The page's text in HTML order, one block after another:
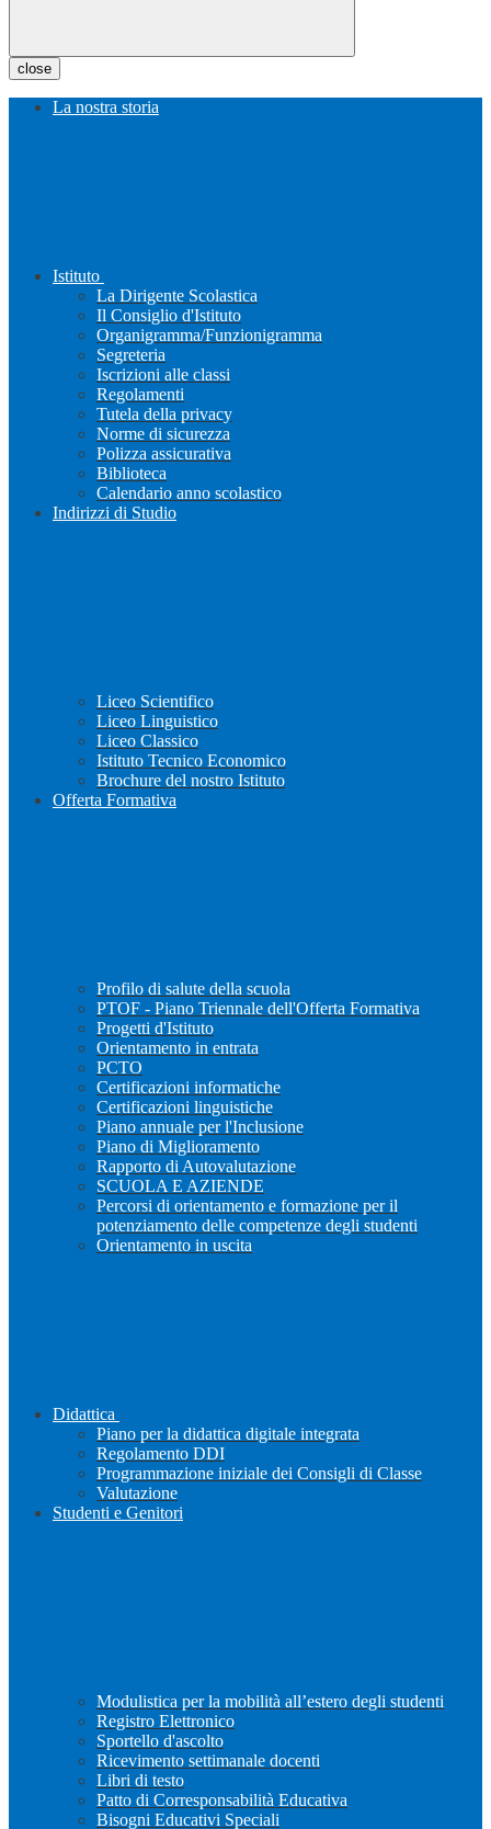
close
La nostra storia
Istituto
La Dirigente Scolastica
Il Consiglio d'Istituto
Organigramma/Funzionigramma
Segreteria
Iscrizioni alle classi
Regolamenti
Tutela della privacy
Norme di sicurezza
Polizza assicurativa
Biblioteca
Calendario anno scolastico
Indirizzi di Studio
Liceo Scientifico
Liceo Linguistico
Liceo Classico
Istituto Tecnico Economico
Brochure del nostro Istituto
Offerta Formativa
Profilo di salute della scuola
PTOF - Piano Triennale dell'Offerta Formativa
Progetti d'Istituto
Orientamento in entrata
PCTO
Certificazioni informatiche
Certificazioni linguistiche
Piano annuale per l'Inclusione
Piano di Miglioramento
Rapporto di Autovalutazione
SCUOLA E AZIENDE
Percorsi di orientamento e formazione per il
potenziamento delle competenze degli studenti
Orientamento in uscita
Didattica
Piano per la didattica digitale integrata
Regolamento DDI
Programmazione iniziale dei Consigli di Classe
Valutazione
Studenti e Genitori
Modulistica per la mobilità all’estero degli studenti
Registro Elettronico
Sportello d'ascolto
Ricevimento settimanale docenti
Libri di testo
Patto di Corresponsabilità Educativa
Bisogni Educativi Speciali